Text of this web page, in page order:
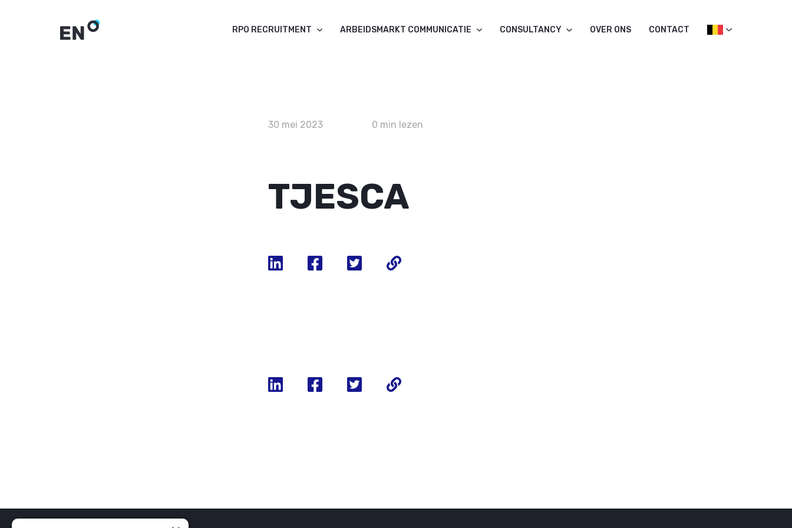
RPO RECRUITMENT ARBEIDSMARKT COMMUNICATIE CONSULTANCY OVER ONS CONTACT
30 mei 2023 0 min lezen
TJESCA